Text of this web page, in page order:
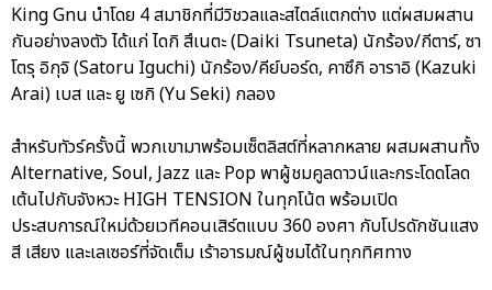
King Gnu นำโดย 4 สมาชิกที่มีวิชวลและสไตล์แตกต่าง แต่ผสมผสาน
กันอย่างลงตัว ได้แก่ ไดกิ สึเนตะ (Daiki Tsuneta) นักร้อง/กีตาร์, ซา
โตรุ อิกุจิ (Satoru Iguchi) นักร้อง/คีย์บอร์ด, คาซึกิ อาราอิ (Kazuki
Arai) เบส และ ยู เซกิ (Yu Seki) กลอง
สำหรับทัวร์ครั้งนี้ พวกเขามาพร้อมเซ็ตลิสต์ที่หลากหลาย ผสมผสานทั้ง
Alternative, Soul, Jazz และ Pop พาผู้ชมคูลดาวน์และกระโดดโลด
เต้นไปกับจังหวะ HIGH TENSION ในทุกโน้ต พร้อมเปิด
ประสบการณ์ใหม่ด้วยเวทีคอนเสิร์ตแบบ 360 องศา กับโปรดักชันแสง
สี เสียง และเลเซอร์ที่จัดเต็ม เร้าอารมณ์ผู้ชมได้ในทุกทิศทาง